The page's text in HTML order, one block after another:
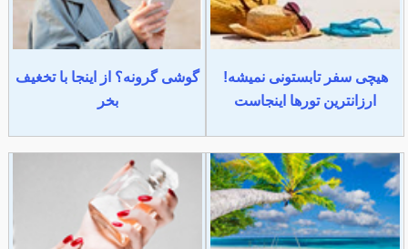
هیچی سفر تابستونی نمیشه!
ارزانترین تورها اینجاست
گوشی گرونه؟ از اینجا با تخغیف
بخر